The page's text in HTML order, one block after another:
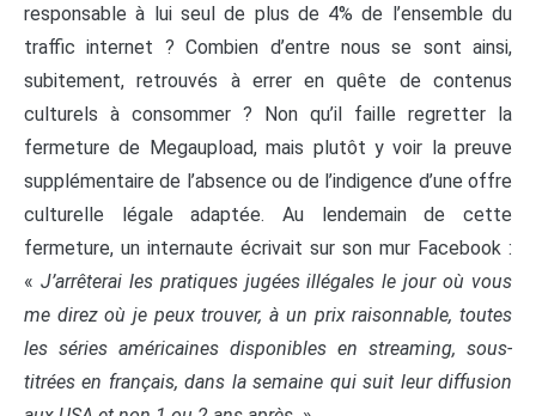
responsable à lui seul de plus de 4% de l’ensemble du
traffic internet ? Combien d’entre nous se sont ainsi,
subitement, retrouvés à errer en quête de contenus
culturels à consommer ? Non qu’il faille regretter la
fermeture de Megaupload, mais plutôt y voir la preuve
supplémentaire de l’absence ou de l’indigence d’une offre
culturelle légale adaptée. Au lendemain de cette
fermeture, un internaute écrivait sur son mur Facebook :
« J’arrêterai les pratiques jugées illégales le jour où vous
me direz où je peux trouver, à un prix raisonnable, toutes
les séries américaines disponibles en streaming, sous-
titrées en français, dans la semaine qui suit leur diffusion